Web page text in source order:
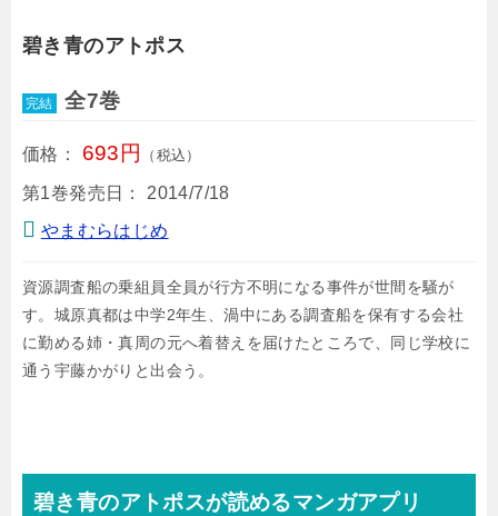
碧き青のアトポス
完結 全7巻
価格： 693円 （税込）
第1巻発売日：
2014/7/18
やまむらはじめ
資源調査船の乗組員全員が行方不明になる事件が世間を騒が
す。城原真都は中学2年生、渦中にある調査船を保有する会社
に勤める姉・真周の元へ着替えを届けたところで、同じ学校に
通う宇藤かがりと出会う。
碧き青のアトポスが読めるマンガアプリ